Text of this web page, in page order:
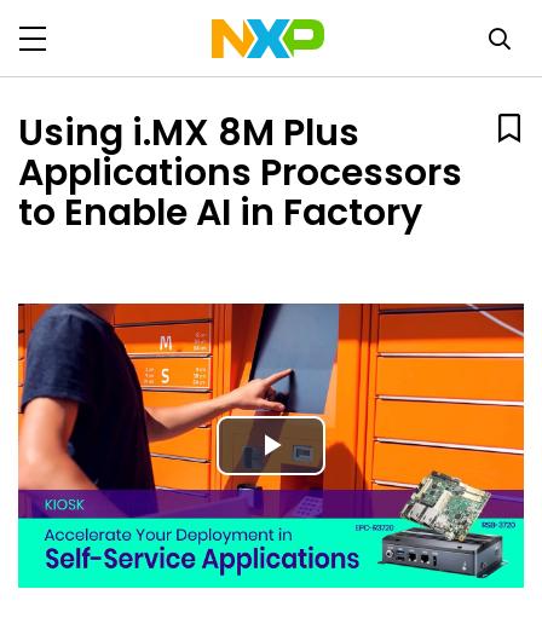
Using i.MX 8M Plus
Applications Processors
to Enable AI in Factory
Play
Video